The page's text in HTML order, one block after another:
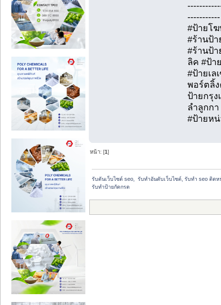
-----------
#ป้ายโ
#ร้านป้า
#ร้านป้
ลิค #ป้า
#ป้ายเล
พอร์ตลิ้
ป้ายกรุง
ลำลูกก
#ป้ายห
หน้า: [1]
รับดันเว็บไซต์ seo,  รับทำอันดับเว็บไซต์, รับทำ seo ติดห
รับทำป้ายกัดกรด